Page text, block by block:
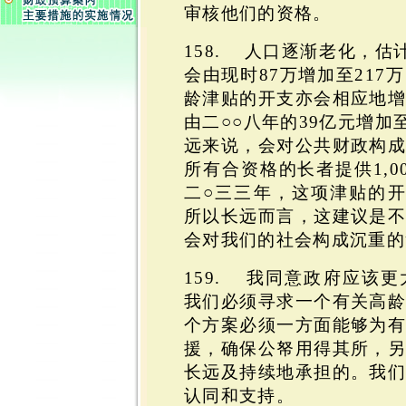
审核他们的资格。
158. 人口逐渐老化，估
会由现时87万增加至217
龄津贴的开支亦会相应地
由二○○八年的39亿元增加
远来说，会对公共财政构
所有合资格的长者提供
二○三三年，这项津贴的
所以长远而言，这建议是
会对我们的社会构成沉重
159. 我同意政府应该更
我们必须寻求一个有关高
个方案必须一方面能够为
援，确保公帑用得其所，
长远及持续地承担的。我
认同和支持。